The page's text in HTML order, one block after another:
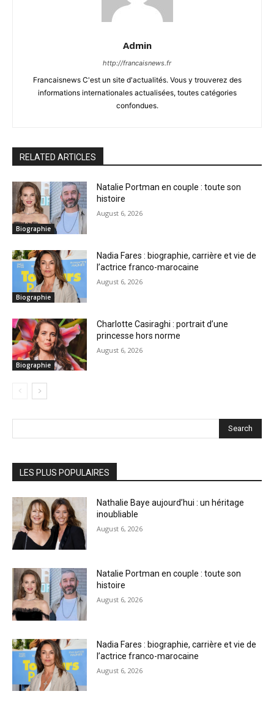
Admin
http://francaisnews.fr
Francaisnews C'est un site d'actualités. Vous y trouverez des
informations internationales actualisées, toutes catégories
confondues.
RELATED ARTICLES
Biographie
Natalie Portman en couple : toute son
histoire
August 6, 2026
Biographie
Nadia Fares : biographie, carrière et vie de
l’actrice franco-marocaine
August 6, 2026
Biographie
Charlotte Casiraghi : portrait d’une
princesse hors norme
August 6, 2026
Search
LES PLUS POPULAIRES
Nathalie Baye aujourd’hui : un héritage
inoubliable
August 6, 2026
Natalie Portman en couple : toute son
histoire
August 6, 2026
Nadia Fares : biographie, carrière et vie de
l’actrice franco-marocaine
August 6, 2026